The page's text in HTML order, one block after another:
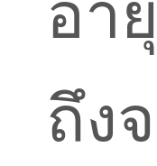
ถึง